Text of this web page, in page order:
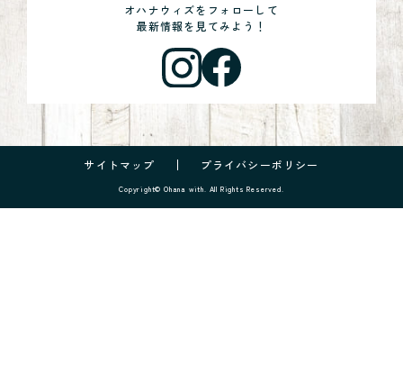
オハナウィズをフォローして
最新情報を見てみよう！
サイトマップ プライバシーポリシー
Copyright© Ohana with. All Rights Reserved.